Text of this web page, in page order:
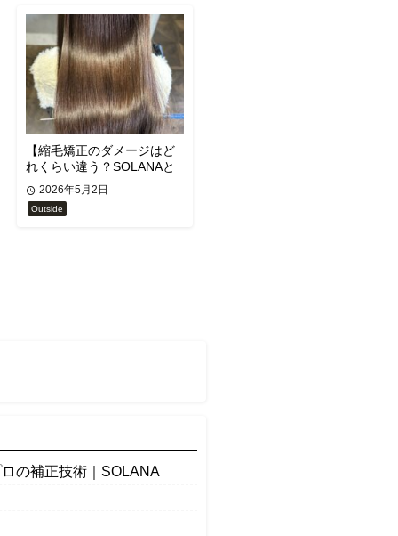
【縮毛矯正のダメージはど
れくらい違う？SOLANAと
一般的な施術を徹底比較】
2026年5月2日
Outside
の補正技術｜SOLANA